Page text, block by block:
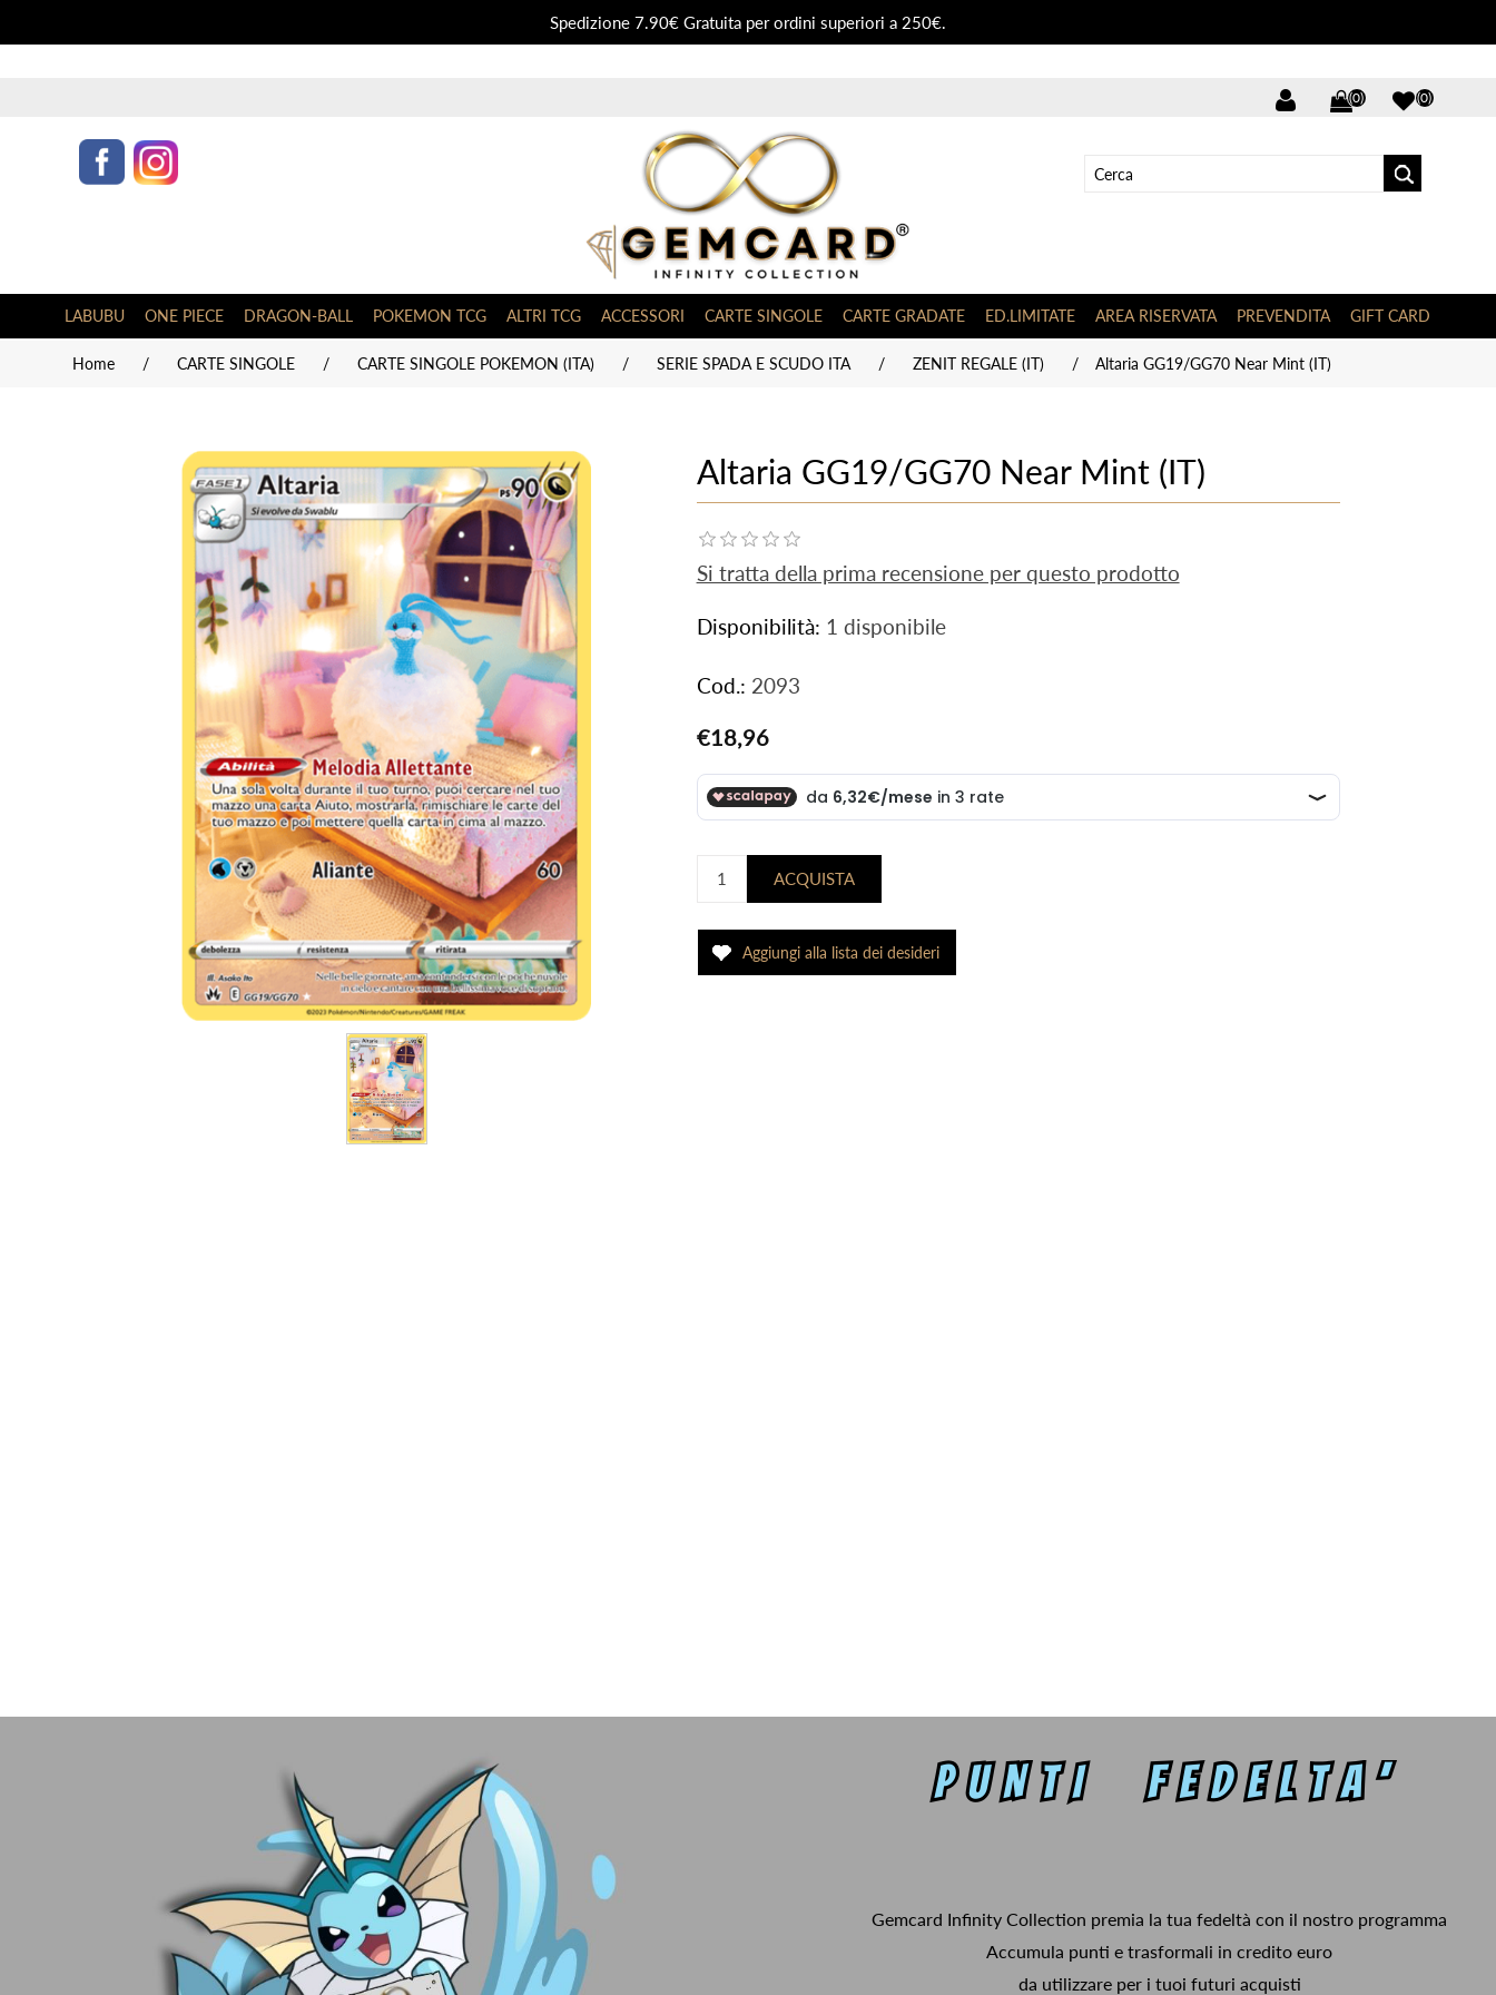
Spedizione 7.90€ Gratuita per ordini superiori a 250€.
(0) (0)
LABUBU ONE PIECE DRAGON-BALL POKEMON TCG ALTRI TCG ACCESSORI CARTE SINGOLE CARTE GRADATE ED.LIMITATE AREA RISERVATA PREVENDITA GIFT CARD
Home / CARTE SINGOLE / CARTE SINGOLE POKEMON (ITA) / SERIE SPADA E SCUDO ITA / ZENIT REGALE (IT) / Altaria GG19/GG70 Near Mint (IT)
Altaria GG19/GG70 Near Mint (IT)
Si tratta della prima recensione per questo prodotto
Disponibilità: 1 disponibile
Cod.: 2093
€18,96
Gemcard Infinity Collection premia la tua fedeltà con il nostro programma
Accumula punti e trasformali in credito euro
da utilizzare per i tuoi futuri acquisti